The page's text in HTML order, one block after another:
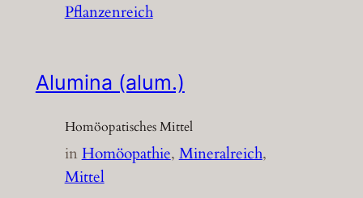
Pflanzenreich
Alumina (alum.)
Homöopatisches Mittel
inHomöopathie, Mineralreich
Mittel